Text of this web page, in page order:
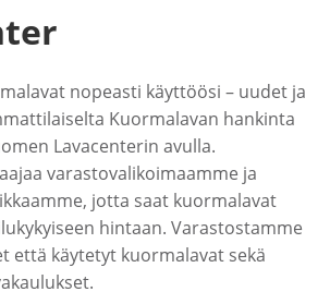
nopeasti käyttöösi – uudet ja
Kuormalavan hankinta
Lavacenterin avulla.
varastovalikoimaamme ja
jotta saat kuormalavat
hintaan. Varastostamme
että käytetyt kuormalavat sekä